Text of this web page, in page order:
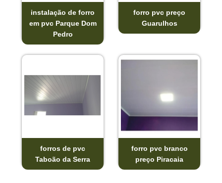
instalação de forro
em pvc Parque Dom
Pedro
forro pvc preço
Guarulhos
forros de pvc
Taboão da Serra
forro pvc branco
preço Piracaia